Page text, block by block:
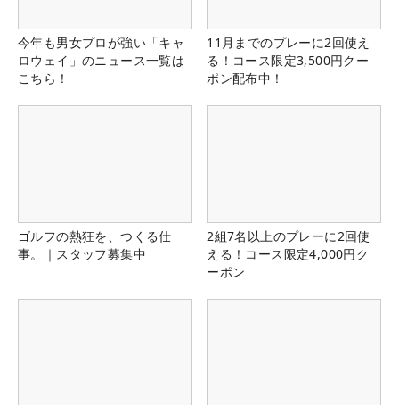
今年も男女プロが強い「キャ
ロウェイ」のニュース一覧は
こちら！
11月までのプレーに2回使え
る！コース限定3,500円クー
ポン配布中！
ゴルフの熱狂を、つくる仕
事。｜スタッフ募集中
2組7名以上のプレーに2回使
える！コース限定4,000円ク
ーポン